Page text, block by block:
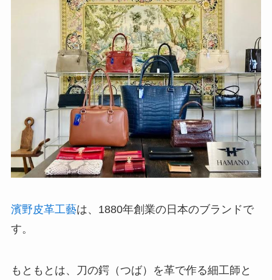
濱野皮革工藝は、1880年創業の日本のブランドで
す。
もともとは、刀の鍔（つば）を革で作る細工師と